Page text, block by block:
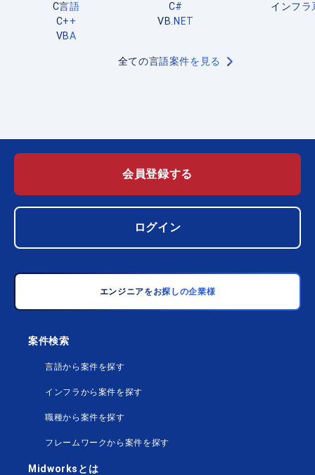
C言語
C#
C++
VB.NET
VBA
全ての言語案件を見る
インフラ
会員登録する
ログイン
エンジニアをお探しの企業様
案件検索
言語から案件を探す
インフラから案件を探す
職種から案件を探す
フレームワークから案件を探す
Midworksとは